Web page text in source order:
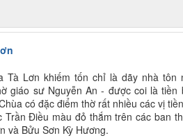
Tà Lơn khiếm tốn chỉ là dãy nhà
giáo sư Nguyễn An - được coi là
có đặc điểm thờ rất nhiều các vị
Điều màu đỏ thắm trên các ban
và Bửu Sơn Kỳ Hương.